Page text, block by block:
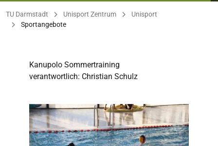
Sie befinden sich hier:
TU Darmstadt Unisport Zentrum
Unisport
Sportangebote
Kanupolo Sommertraining
verantwortlich: Christian Schulz